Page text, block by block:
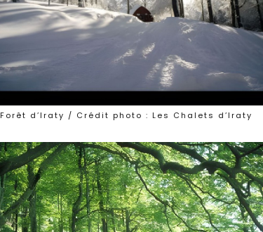
Forêt d’Iraty / Crédit photo : Les Chalets d’Iraty